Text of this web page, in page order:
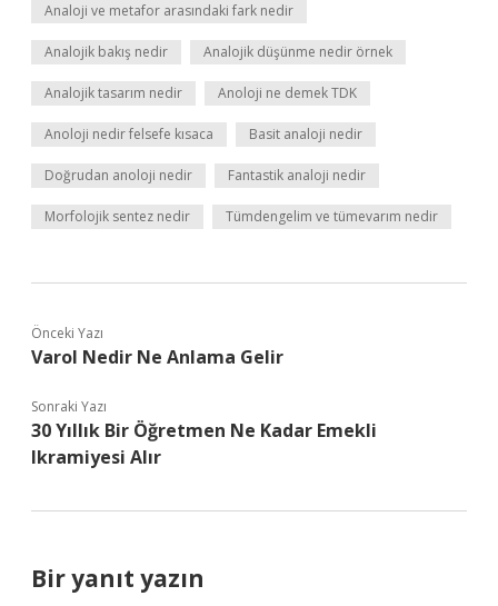
Analoji ve metafor arasındaki fark nedir
Analojik bakış nedir Analojik düşünme nedir örnek
Analojik tasarım nedir Anoloji ne demek TDK
Anoloji nedir felsefe kısaca Basit analoji nedir
Doğrudan anoloji nedir Fantastik analoji nedir
Morfolojik sentez nedir Tümdengelim ve tümevarım nedir
Önceki Yazı
Varol Nedir Ne Anlama Gelir
Sonraki Yazı
30 Yıllık Bir Öğretmen Ne Kadar Emekli
Ikramiyesi Alır
Bir yanıt yazın